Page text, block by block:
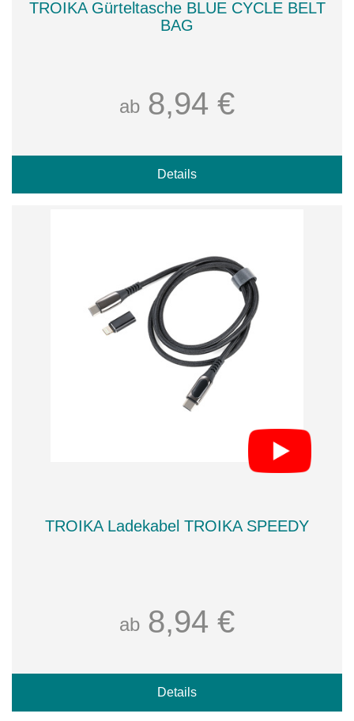
TROIKA Gürteltasche BLUE CYCLE BELT
BAG
ab 8,94 €
Details
TROIKA Ladekabel TROIKA SPEEDY
ab 8,94 €
Details